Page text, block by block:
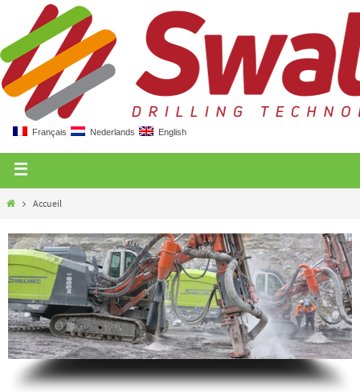
Français Nederlands English
Accueil